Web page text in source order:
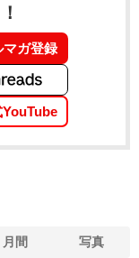
マガ登録
月間 写真